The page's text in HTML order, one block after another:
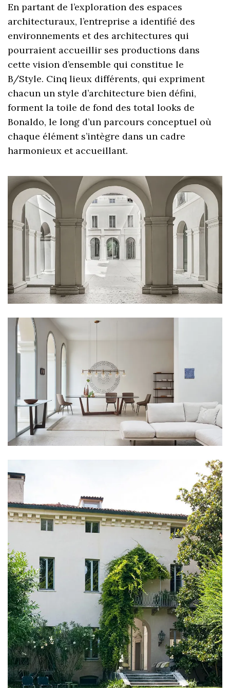
En partant de l’exploration des espaces
architecturaux, l’entreprise a identifié des
environnements et des architectures qui
pourraient accueillir ses productions dans
cette vision d’ensemble qui constitue le
B/Style. Cinq lieux différents, qui expriment
chacun un style d’architecture bien défini,
forment la toile de fond des total looks de
Bonaldo, le long d’un parcours conceptuel où
chaque élément s’intègre dans un cadre
harmonieux et accueillant.